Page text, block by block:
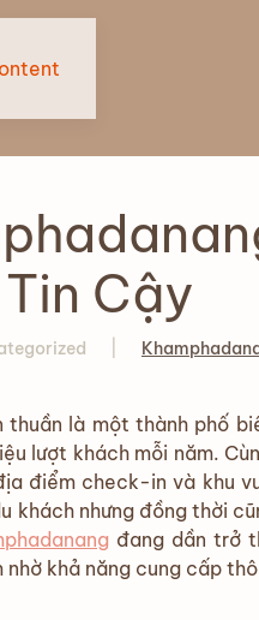
Cậy
thuần là một thành phố
lượt khách mỗi năm.
điểm check-in và khu
khách nhưng đồng thời
đang dần trở
nhờ khả năng cung cấp